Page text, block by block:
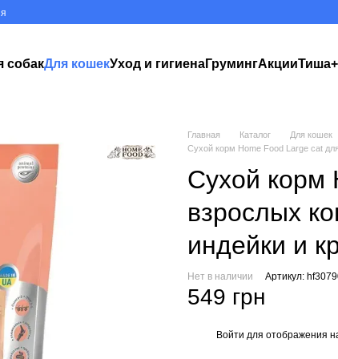
собакДля кошекУход и гигиенаГрумингАкцииТиша+
Главная Каталог Для кошек
Сухой корм Home Food Large cat
Сухой корм
взрослых
индейки и
Нет в наличии Артикул:
549 грн
Войти для отображения